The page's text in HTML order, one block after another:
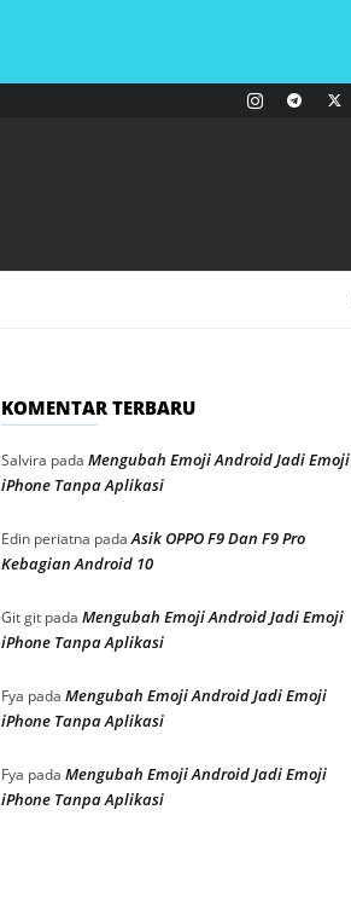
KOMENTAR TERBARU
Salvira pada Mengubah Emoji Android Jadi Emoji
iPhone Tanpa Aplikasi
Edin periatna padaAsik OPPO F9 Dan F9 Pro
Kebagian Android 10
Git git pada Mengubah Emoji Android Jadi Emoji
iPhone Tanpa Aplikasi
Fya pada Mengubah Emoji Android Jadi Emoji
iPhone Tanpa Aplikasi
Fya pada Mengubah Emoji Android Jadi Emoji
iPhone Tanpa Aplikasi